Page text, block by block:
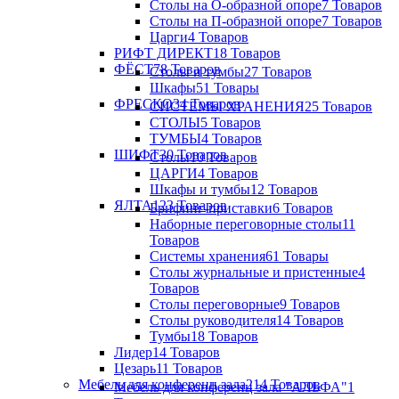
Столы на О-образной опоре7 Товаров
Столы на П-образной опоре7 Товаров
Царги4 Товаров
РИФТ ДИРЕКТ18 Товаров
ФЁСТ78 Товаров
Столы и тумбы27 Товаров
Шкафы51 Товары
ФРЕСКО34 Товаров
СИСТЕМЫ ХРАНЕНИЯ25 Товаров
СТОЛЫ5 Товаров
ТУМБЫ4 Товаров
ШИФТ30 Товаров
Столы10 Товаров
ЦАРГИ4 Товаров
Шкафы и тумбы12 Товаров
ЯЛТА123 Товаров
Брифинг-приставки6 Товаров
Наборные переговорные столы11
Товаров
Системы хранения61 Товары
Столы журнальные и пристенные4
Товаров
Столы переговорные9 Товаров
Столы руководителя14 Товаров
Тумбы18 Товаров
Лидер14 Товаров
Цезарь11 Товаров
Мебель для конференц зала214 Товаров
Мебель для конференц зала "АЛЬФА"1